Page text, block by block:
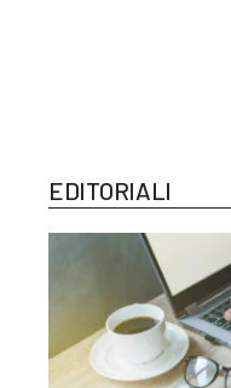
EDITORIALI